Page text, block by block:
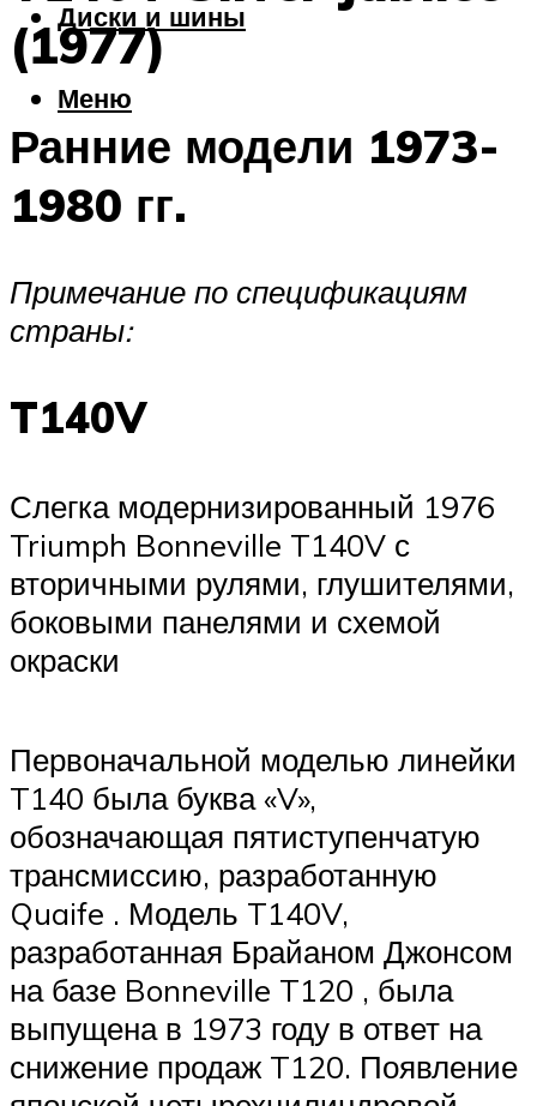
Диски и шины
Меню
(1977)
Ранние модели 1973-
1980 гг.
Примечание по спецификациям
страны:
T140V
Слегка модернизированный 1976
Triumph Bonneville T140V с
вторичными рулями, глушителями,
боковыми панелями и схемой
окраски
Первоначальной моделью линейки
T140 была буква «V»,
обозначающая пятиступенчатую
трансмиссию, разработанную
Quaife . Модель T140V,
разработанная Брайаном Джонсом
на базе Bonneville T120 , была
выпущена в 1973 году в ответ на
снижение продаж T120. Появление